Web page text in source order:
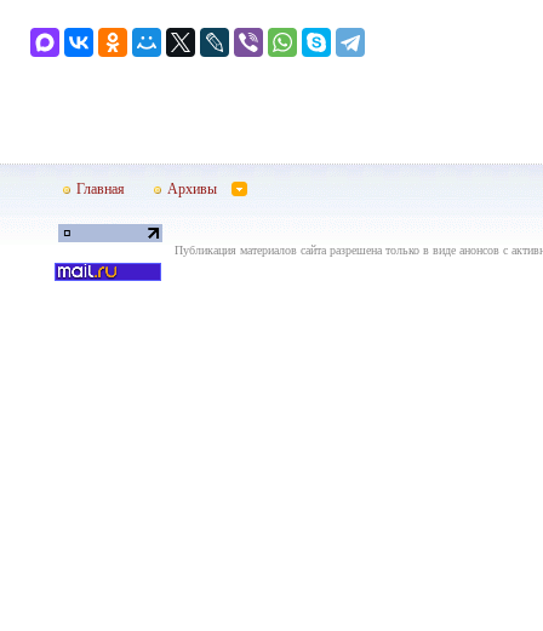
Главная Архивы
Публикация материалов сайта разрешена только в виде анонсов с